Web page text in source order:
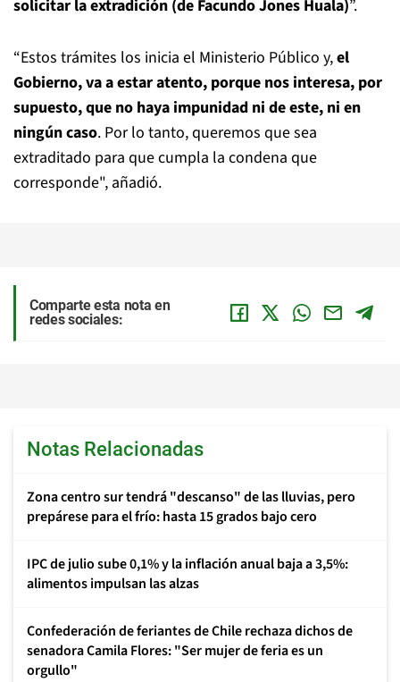
solicitar la extradición (de Facundo Jones Huala)”.
“Estos trámites los inicia el Ministerio Público y,el
Gobierno, va a estar atento, porque nos interesa, por
supuesto, que no haya impunidad ni de este, ni en
ningún caso. Por lo tanto, queremos que sea
extraditado para que cumpla la condena que
corresponde", añadió.
Comparte esta nota en
redes sociales:
Notas Relacionadas
Zona centro sur tendrá "descanso" de las lluvias, pero
prepárese para el frío: hasta 15 grados bajo cero
IPC de julio sube 0,1% y la inflación anual baja a 3,5%:
alimentos impulsan las alzas
Confederación de feriantes de Chile rechaza dichos de
senadora Camila Flores: "Ser mujer de feria es un
orgullo"